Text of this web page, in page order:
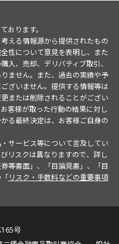
おります。
える情報源から提供されたもの
性について意見を表明し、また
入、売却、デリバティブ取引、
ません。また、過去の実績や予
ざいません。提供する情報等は
または削除されることがござい
客様が取った行動の結果に対し
る最終決定は、お客様ご自身の
サービス等について言及してい
リスクは異なりますので、詳し
等書面」、「目論見書」、「目
リスク・手数料などの重要事項
号